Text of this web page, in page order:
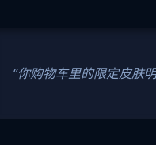
“你购物车里的限定皮肤